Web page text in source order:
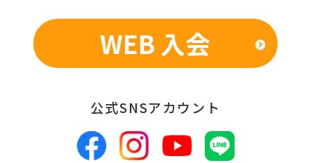
WEB 入会
公式SNSアカウント